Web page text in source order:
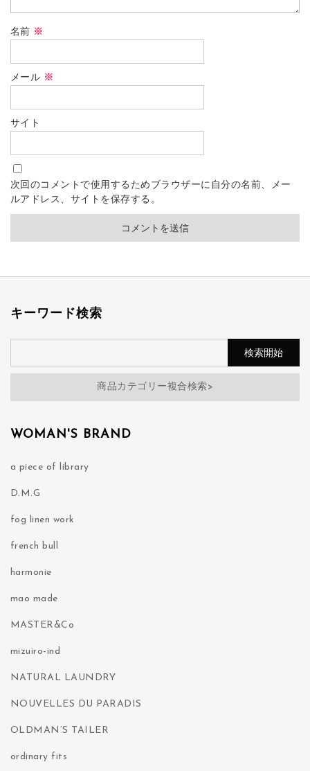
名前 ※
メール ※
サイト
次回のコメントで使用するためブラウザーに自分の名前、メー
ルアドレス、サイトを保存する。
キーワード検索
商品カテゴリー複合検索>
WOMAN'S BRAND
a piece of library
D.M.G
fog linen work
french bull
harmonie
mao made
MASTER&Co
mizuiro-ind
NATURAL LAUNDRY
NOUVELLES DU PARADIS
OLDMAN’S TAILER
ordinary fits